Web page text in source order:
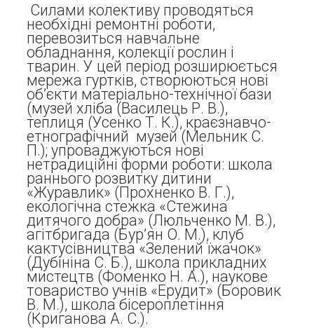
Силами колективу проводяться
необхідні ремонтні роботи,
перевозиться навчальне
обладнання, колекції рослин і
тварин. У цей період розширюється
мережа гуртків, створюються нові
об’єкти матеріально-технічної бази
(музей хліба (Василець Р. В.),
теплиця (Усенко Т. К.), краєзнавчо-
етнографічний музей (Мельник С.
П.); упроваджуються нові
нетрадиційні форми роботи: школа
раннього розвитку дитини
«Журавлик» (Прохненко В. Г.),
екологічна стежка «Стежина
дитячого добра» (Люльченко М. В.),
агітбригада (Бур’ян О. М.), клуб
кактусівництва «Зелений їжачок»
(Дубініна С. Б.), школа прикладних
мистецтв (Фоменко Н. А.), наукове
товариство учнів «Ерудит» (Боровик
В. М.), школа бісероплетіння
(Криганова А. С.).